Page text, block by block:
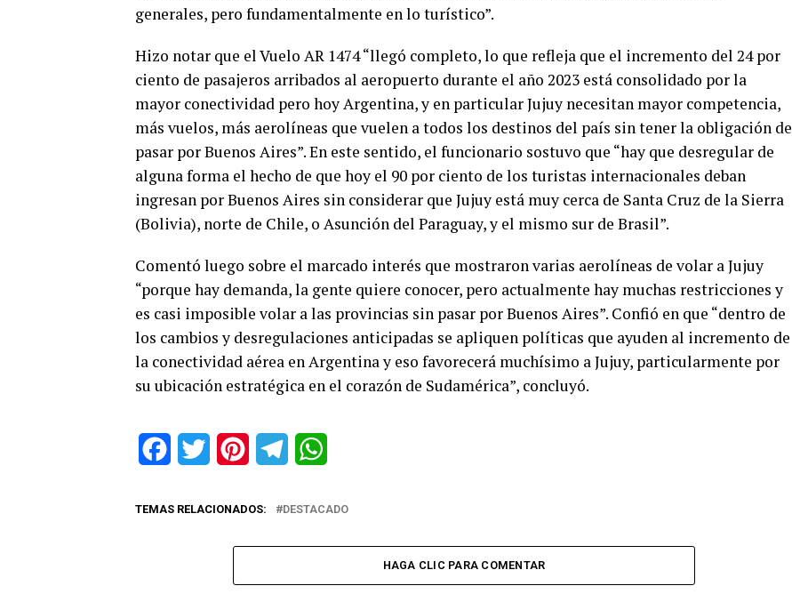
generales, pero fundamentalmente en lo turístico”.
Hizo notar que el Vuelo AR 1474 “llegó completo, lo que refleja que el incremento del 24 por
ciento de pasajeros arribados al aeropuerto durante el año 2023 está consolidado por la
mayor conectividad pero hoy Argentina, y en particular Jujuy necesitan mayor competencia,
más vuelos, más aerolíneas que vuelen a todos los destinos del país sin tener la obligación de
pasar por Buenos Aires”. En este sentido, el funcionario sostuvo que “hay que desregular de
alguna forma el hecho de que hoy el 90 por ciento de los turistas internacionales deban
ingresan por Buenos Aires sin considerar que Jujuy está muy cerca de Santa Cruz de la Sierra
(Bolivia), norte de Chile, o Asunción del Paraguay, y el mismo sur de Brasil”.
Comentó luego sobre el marcado interés que mostraron varias aerolíneas de volar a Jujuy
“porque hay demanda, la gente quiere conocer, pero actualmente hay muchas restricciones y
es casi imposible volar a las provincias sin pasar por Buenos Aires”. Confió en que “dentro de
los cambios y desregulaciones anticipadas se apliquen políticas que ayuden al incremento de
la conectividad aérea en Argentina y eso favorecerá muchísimo a Jujuy, particularmente por
su ubicación estratégica en el corazón de Sudamérica”, concluyó.
FacebookTwitter PinterestTelegram
TEMAS RELACIONADOS: DESTACADO
HAGA CLIC PARA COMENTAR